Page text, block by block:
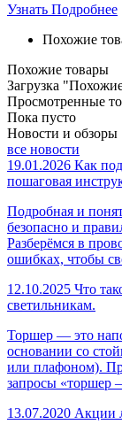
Узнать Подробнее
Похожие
Похожие товары
Загрузка
Просмотренные
Пока пусто
Новости и обзоры
все новости
19.01.2026 Как
пошаговая
Подробная и
безопасно и
Разберёмся в
ошибках, чтобы
12.10.2025 Что
светильникам.
Торшер — это
основании со
или плафоном).
запросы «торшер
13.07.2020 Акции